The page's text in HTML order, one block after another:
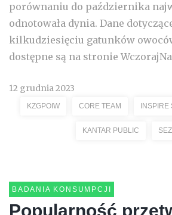
porównaniu do października
odnotowała dynia. Dane
kilkudziesięciu gatunków
dostępne są na stronie
12 grudnia 2023
KZGPOIW CORE TEAM
KANTAR PUBLIC
BADANIA KONSUMPCJI
Popularność